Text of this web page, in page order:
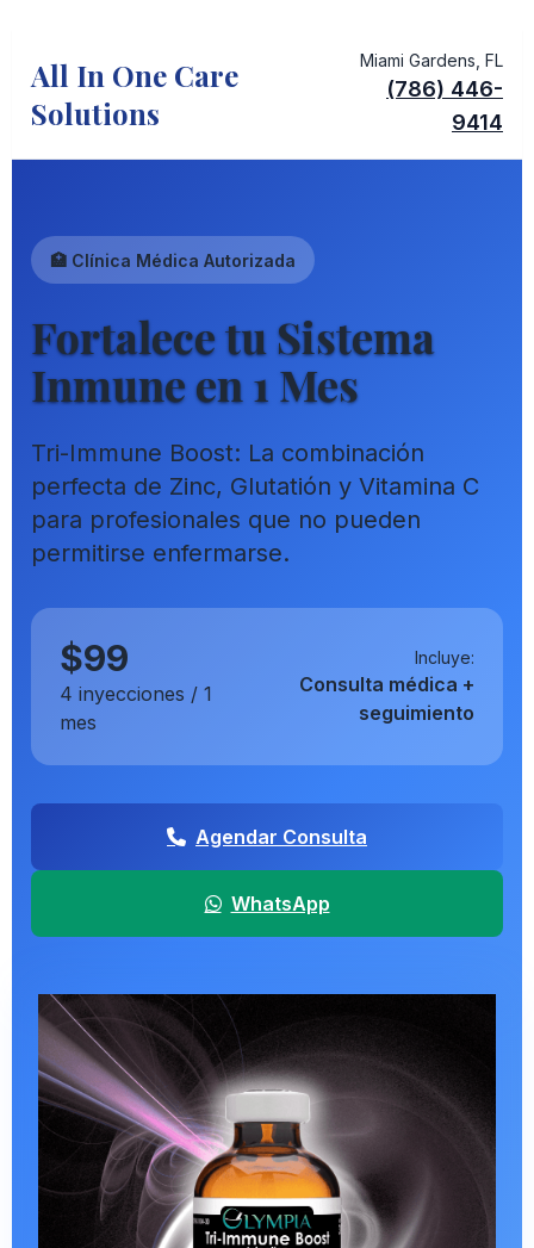
All In One Care
Solutions
Miami Gardens, FL
(786) 446-
9414
🏥 Clínica Médica Autorizada
Fortalece tu Sistema
Inmune en 1 Mes
Tri-Immune Boost: La combinación
perfecta de Zinc, Glutatión y Vitamina C
para profesionales que no pueden
permitirse enfermarse.
$99
4 inyecciones / 1
mes
Incluye:
Consulta médica +
seguimiento
Agendar Consulta
WhatsApp